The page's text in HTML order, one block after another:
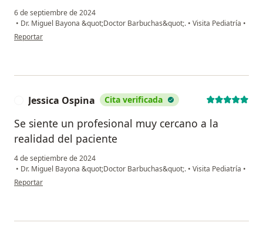
6 de septiembre de 2024
• Dr. Miguel Bayona &quot;Doctor Barbuchas&quot;. • Visita Pediatría •
en opinión del usuario Lina María Ramírez
Reportar
Jessica Ospina Cita verificada
Se siente un profesional muy cercano a la
realidad del paciente
4 de septiembre de 2024
• Dr. Miguel Bayona &quot;Doctor Barbuchas&quot;. • Visita Pediatría •
en opinión del usuario Jessica Ospina
Reportar